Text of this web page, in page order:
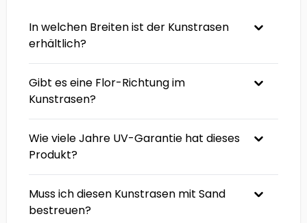
In welchen Breiten ist der Kunstrasen
erhältlich?
Gibt es eine Flor-Richtung im
Kunstrasen?
Wie viele Jahre UV-Garantie hat dieses
Produkt?
Muss ich diesen Kunstrasen mit Sand
bestreuen?